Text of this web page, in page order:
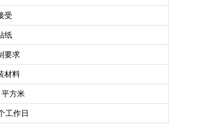
受
纸
要求
材料
平方米
工作日